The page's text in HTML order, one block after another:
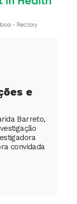
e
Barreto,
convidada